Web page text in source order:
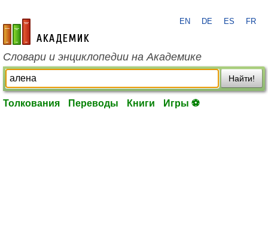
academic.ru
EN DE ES FR
Словари и энциклопедии на Академике
Найти!
Толкования Переводы Книги Игры ⚽